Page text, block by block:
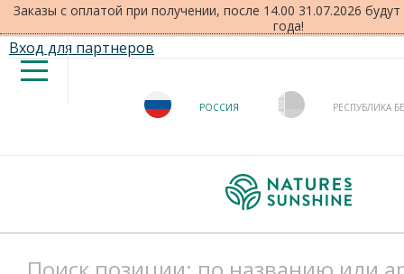
Заказы с оплатой при получении, после 14.00 31.07.2026
года!
Вход для партнеров
РОССИЯ РЕСПУБЛИКА